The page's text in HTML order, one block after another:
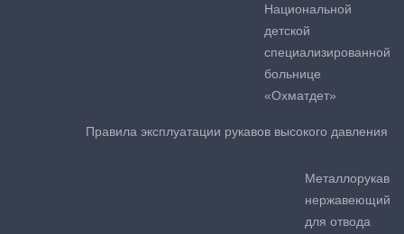
Национальной
детской
специализированной
больнице
«Охматдет»
Правила эксплуатации рукавов высокого давления
Металлорукав
нержавеющий
для отвода